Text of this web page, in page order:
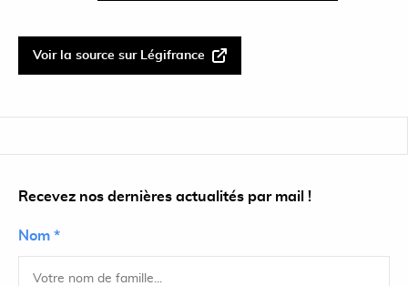
Voir la source sur Légifrance
Recevez nos dernières actualités par mail !
Nom *